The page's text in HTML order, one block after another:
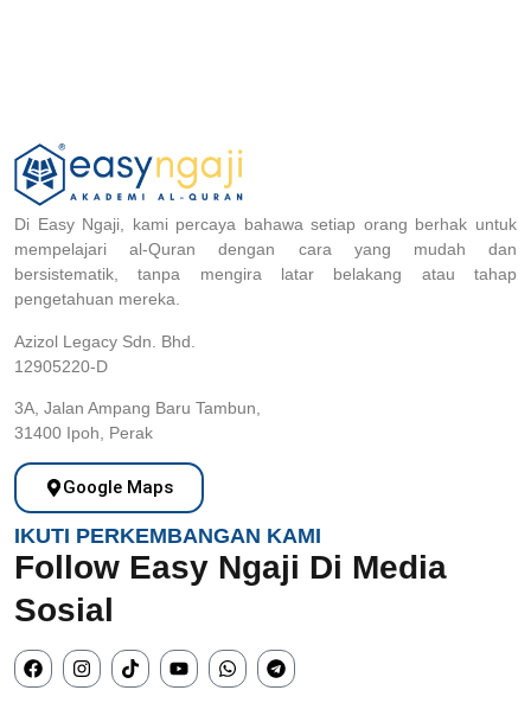
Di Easy Ngaji, kami percaya bahawa setiap orang berhak untuk
mempelajari al-Quran dengan cara yang mudah dan
bersistematik, tanpa mengira latar belakang atau tahap
pengetahuan mereka.
Azizol Legacy Sdn. Bhd.
12905220-D
3A, Jalan Ampang Baru Tambun,
31400 Ipoh, Perak
Google Maps
IKUTI PERKEMBANGAN KAMI
Follow Easy Ngaji Di Media
Sosial